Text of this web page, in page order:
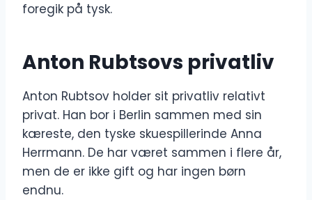
foregik på tysk.
Anton Rubtsovs privatliv
Anton Rubtsov holder sit privatliv relativt
privat. Han bor i Berlin sammen med sin
kæreste, den tyske skuespillerinde Anna
Herrmann. De har været sammen i flere år,
men de er ikke gift og har ingen børn
endnu.